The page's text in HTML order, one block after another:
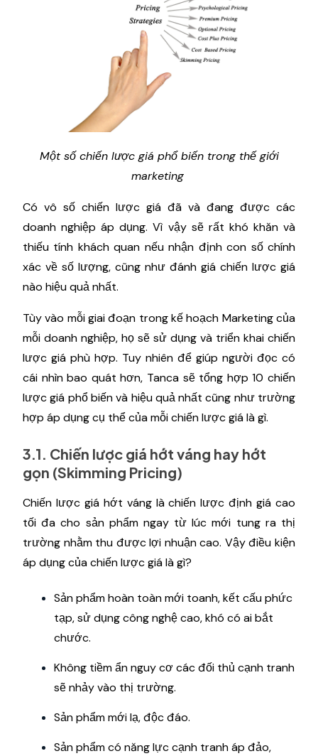
Một số chiến lược giá phổ biến trong thế giới
marketing
Có vô số chiến lược giá đã và đang được các
doanh nghiệp áp dụng. Vì vậy sẽ rất khó khăn và
thiếu tính khách quan nếu nhận định con số chính
xác về số lượng, cũng như đánh giá chiến lược giá
nào hiệu quả nhất.
Tùy vào mỗi giai đoạn trong kế hoạch Marketing của
mỗi doanh nghiệp, họ sẽ sử dụng và triển khai chiến
lược giá phù hợp. Tuy nhiên để giúp người đọc có
cái nhìn bao quát hơn, Tanca sẽ tổng hợp 10 chiến
lược giá phổ biến và hiệu quả nhất cũng như trường
hợp áp dụng cụ thể của mỗi chiến lược giá là gì.
3.1. Chiến lược giá hớt váng hay hớt
gọn (Skimming Pricing)
Chiến lược giá hớt váng là chiến lược định giá cao
tối đa cho sản phẩm ngay từ lúc mới tung ra thị
trường nhằm thu được lợi nhuận cao. Vậy điều kiện
áp dụng của chiến lược giá là gì?
Sản phẩm hoàn toàn mới toanh, kết cấu phức
tạp, sử dụng công nghệ cao, khó có ai bắt
chước.
Không tiềm ẩn nguy cơ các đối thủ cạnh tranh
sẽ nhảy vào thị trường.
Sản phẩm mới lạ, độc đáo.
Sản phẩm có năng lực cạnh tranh áp đảo,